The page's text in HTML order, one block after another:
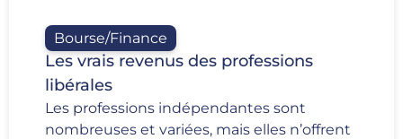
Bourse/Finance
Les vrais revenus des professions
libérales
Les professions indépendantes sont
nombreuses et variées, mais elles n’offrent